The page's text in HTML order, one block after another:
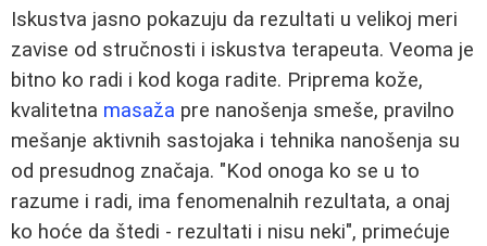
Iskustva jasno pokazuju da rezultati u velikoj meri
zavise od stručnosti i iskustva terapeuta. Veoma je
bitno ko radi i kod koga radite. Priprema kože,
kvalitetna masaža pre nanošenja smeše, pravilno
mešanje aktivnih sastojaka i tehnika nanošenja su
od presudnog značaja. "Kod onoga ko se u to
razume i radi, ima fenomenalnih rezultata, a onaj
ko hoće da štedi - rezultati i nisu neki", primećuje